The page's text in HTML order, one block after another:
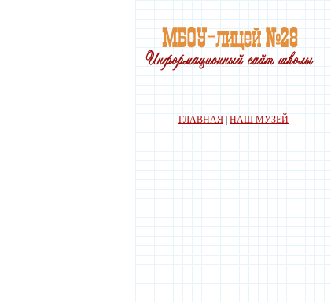
ГЛАВНАЯ НАШ МУЗЕЙ